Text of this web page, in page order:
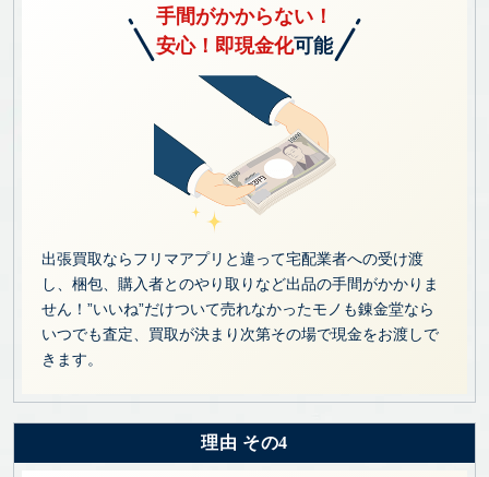
手間がかからない！
安心！即現金化可能
出張買取ならフリマアプリと違って宅配業者への受け渡
し、梱包、購入者とのやり取りなど出品の手間がかかりま
せん！”いいね”だけついて売れなかったモノも錬金堂なら
いつでも査定、買取が決まり次第その場で現金をお渡しで
きます。
理由 その4